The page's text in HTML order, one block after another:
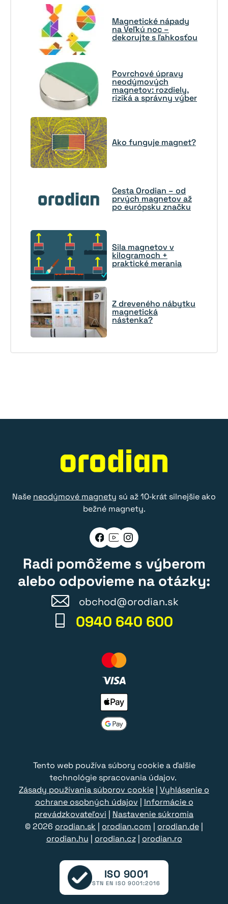
Magnetické nápady
na Veľkú noc –
dekorujte s ľahkosťou
Povrchové úpravy
neodýmových
magnetov: rozdiely,
riziká a správny výber
Ako funguje magnet?
Cesta Orodian – od
prvých magnetov až
po európsku značku
Sila magnetov v
kilogramoch +
praktické merania
Z dreveného nábytku
magnetická
nástenka?
Naše neodýmové magnety sú až 10‑krát silnejšie ako
bežné magnety.
Radi pomôžeme s výberom
alebo odpovieme na otázky:
obchod@orodian.sk
0940 640 600
Tento web používa súbory cookie a ďalšie
technológie spracovania údajov.
Zásady používania súborov cookie Vyhlásenie o
ochrane osobných údajov
Informácie o
prevádzkovateľovi
Nastavenie súkromia
© 2026 orodian.sk orodian.com orodian.de
orodian.hu
orodian.cz| orodian.ro
ISO 9001
STN EN ISO 9001:2016